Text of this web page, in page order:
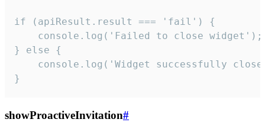
if (apiResult.result === 'fail') {
    console.log('Failed to close widget');
} else {
console.log('Widget successfully
}
showProactiveInvitation#